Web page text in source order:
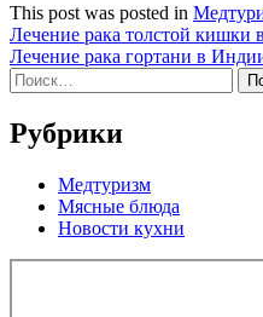
This post was posted in
Навигация
по
записям
Лечение рака толстой кишки
Лечение рака гортани в
Найти:
Рубрики
Медтуризм
Мясные блюда
Новости кухни